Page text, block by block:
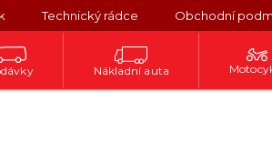
Technický rádce Obchodní
Nákladní auta